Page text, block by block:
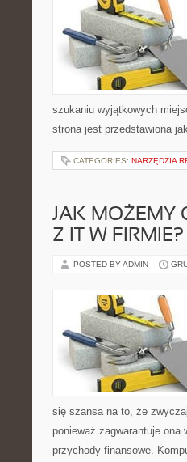
szukaniu wyjątkowych
strona jest przedstawiona
CATEGORIES: NARZĘDZIA
JAK MOŻEMY
Z IT W FIRMIE?
POSTED BY ADMIN
się szansa na to, że
ponieważ zagwarantuje ona
przychody finansowe.